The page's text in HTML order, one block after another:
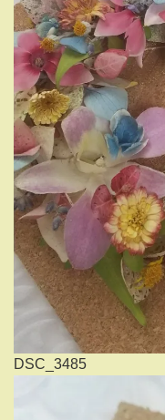
DSC_3485